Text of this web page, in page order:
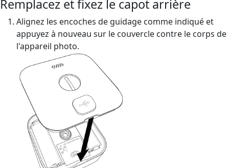
Remplacez et fixez le capot arrière
Alignez les encoches de guidage comme indiqué et
appuyez à nouveau sur le couvercle contre le corps de
l'appareil photo.